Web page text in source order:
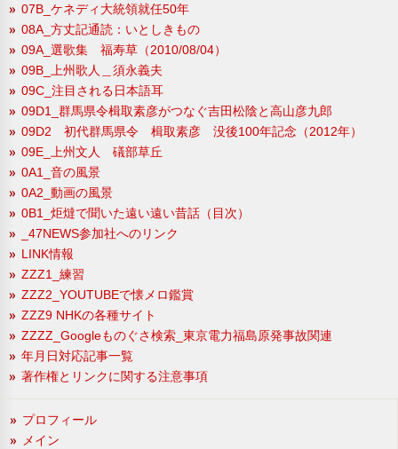
07B_ケネディ大統領就任50年
08A_方丈記通読：いとしきもの
09A_選歌集 福寿草（2010/08/04）
09B_上州歌人＿須永義夫
09C_注目される日本語耳
09D1_群馬県令楫取素彦がつなぐ吉田松陰と高山彦九郎
09D2 初代群馬県令 楫取素彦 没後100年記念（2012年）
09E_上州文人 礒部草丘
0A1_音の風景
0A2_動画の風景
0B1_炬燵で聞いた遠い遠い昔話（目次）
_47NEWS参加社へのリンク
LINK情報
ZZZ1_練習
ZZZ2_YOUTUBEで懐メロ鑑賞
ZZZ9 NHKの各種サイト
ZZZZ_Googleものぐさ検索_東京電力福島原発事故関連
年月日対応記事一覧
著作権とリンクに関する注意事項
プロフィール
メイン